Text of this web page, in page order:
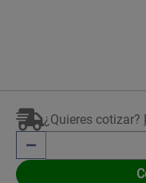
¿Quieres cotizar?